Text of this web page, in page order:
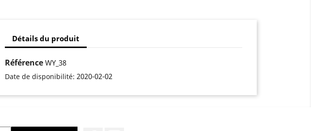
Détails du produit
Référence WY_38
Date de disponibilité: 2020-02-02